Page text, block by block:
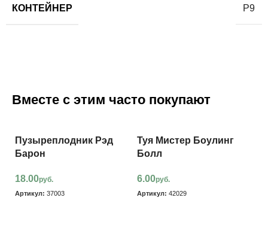
КОНТЕЙНЕР Р9
Вместе с этим часто покупают
Пузыреплодник Рэд
Барон
18.00руб.
Артикул: 37003
Туя Мистер Боулинг
Болл
6.00руб.
Артикул: 42029